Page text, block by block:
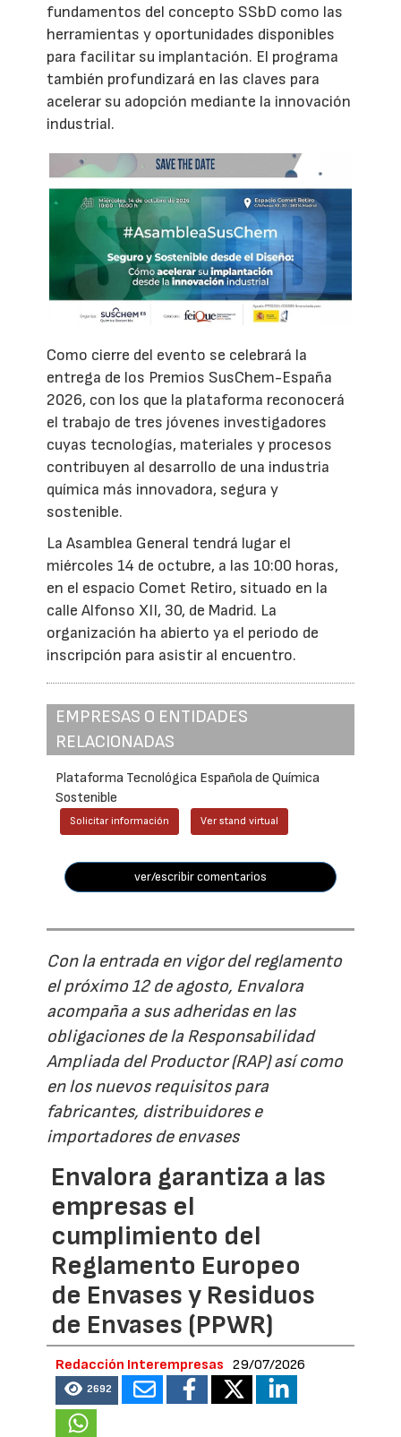
fundamentos del concepto SSbD como las
herramientas y oportunidades disponibles
para facilitar su implantación. El programa
también profundizará en las claves para
acelerar su adopción mediante la innovación
industrial.
Como cierre del evento se celebrará la
entrega de los Premios SusChem-España
2026, con los que la plataforma reconocerá
el trabajo de tres jóvenes investigadores
cuyas tecnologías, materiales y procesos
contribuyen al desarrollo de una industria
química más innovadora, segura y
sostenible.
La Asamblea General tendrá lugar el
miércoles 14 de octubre, a las 10:00 horas,
en el espacio Comet Retiro, situado en la
calle Alfonso XII, 30, de Madrid. La
organización ha abierto ya el periodo de
inscripción para asistir al encuentro.
EMPRESAS O ENTIDADES
RELACIONADAS
Plataforma Tecnológica Española de Química
Sostenible
Solicitar información Ver stand virtual
ver/escribir comentarios
Con la entrada en vigor del reglamento
el próximo 12 de agosto, Envalora
acompaña a sus adheridas en las
obligaciones de la Responsabilidad
Ampliada del Productor (RAP) así como
en los nuevos requisitos para
fabricantes, distribuidores e
importadores de envases
Envalora garantiza a las
empresas el
cumplimiento del
Reglamento Europeo
de Envases y Residuos
de Envases (PPWR)
Redacción Interempresas 29/07/2026
2692